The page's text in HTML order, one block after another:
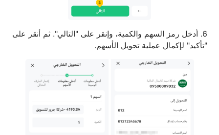
6. أدخل رمز السهم والكمية، وإنقر على "التالي". ثم أنقر على
"تأكيد" لإكمال عملية تحويل الأسهم.